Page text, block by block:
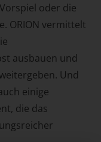
oder die
ORION vermittelt
ausbauen und
Und
einige
die das